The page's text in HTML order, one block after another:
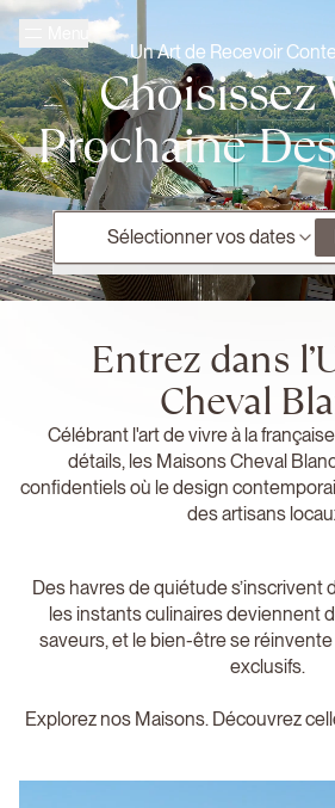
Passer au contenu principal
Page
Un Art de Recevoir
Choisissez
Prochaine
Sélectionner vos dates
Entrez dans
Cheval
Célébrant l'art de vivre à la
détails, les Maisons Cheval
confidentiels où le design
des artisans
Des havres de quiétude s’inscrivent
les instants culinaires deviennent
saveurs, et le bien-être se
exclusifs.
Explorez nos Maisons. Découvrez